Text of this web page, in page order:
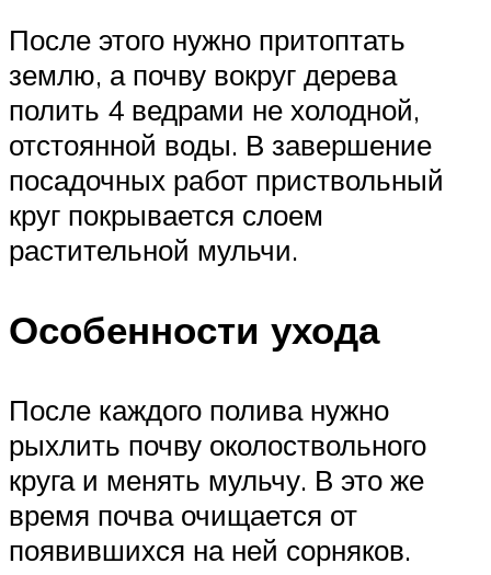
После этого нужно притоптать
землю, а почву вокруг дерева
полить 4 ведрами не холодной,
отстоянной воды. В завершение
посадочных работ приствольный
круг покрывается слоем
растительной мульчи.
Особенности ухода
После каждого полива нужно
рыхлить почву околоствольного
круга и менять мульчу. В это же
время почва очищается от
появившихся на ней сорняков.